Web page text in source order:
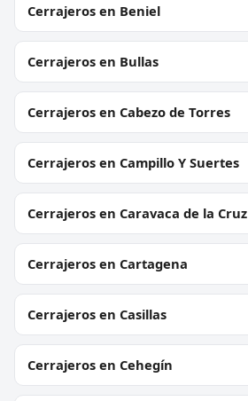
Cerrajeros en Beniel
Cerrajeros en Bullas
Cerrajeros en Cabezo de Torres
Cerrajeros en Campillo Y Suertes
Cerrajeros en Caravaca de la Cruz
Cerrajeros en Cartagena
Cerrajeros en Casillas
Cerrajeros en Cehegín